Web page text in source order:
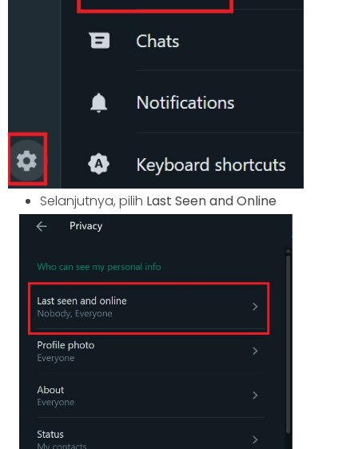
Selanjutnya, pilih Last Seen and Online